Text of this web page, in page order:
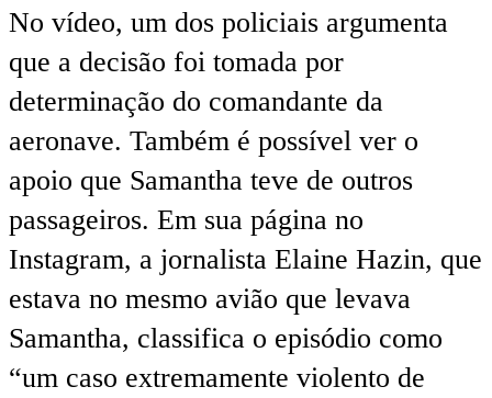
No vídeo, um dos policiais argumenta
que a decisão foi tomada por
determinação do comandante da
aeronave. Também é possível ver o
apoio que Samantha teve de outros
passageiros. Em sua página no
Instagram, a jornalista Elaine Hazin, que
estava no mesmo avião que levava
Samantha, classifica o episódio como
“um caso extremamente violento de